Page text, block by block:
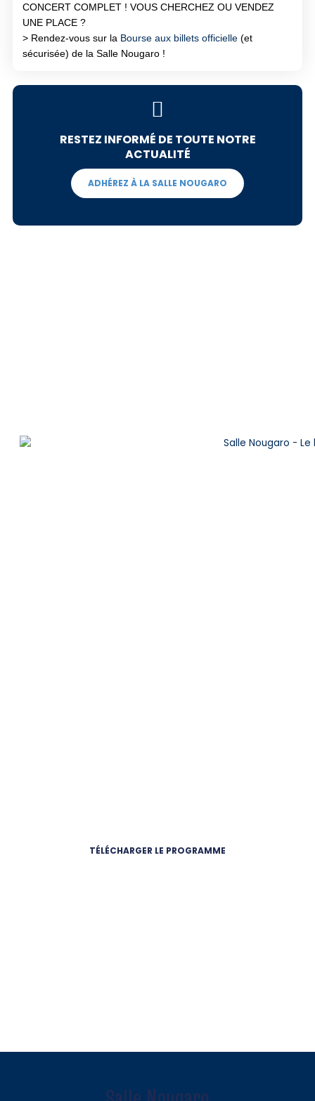
CONCERT COMPLET ! VOUS CHERCHEZ OU VENDEZ
UNE PLACE ?
> Rendez-vous sur la Bourse aux billets officielle(et
sécurisée) de la Salle Nougaro !
RESTEZ INFORMÉ DE TOUTE NOTRE
ACTUALITÉ
ADHÉREZ À LA SALLE NOUGARO
TÉLÉCHARGER LE PROGRAMME